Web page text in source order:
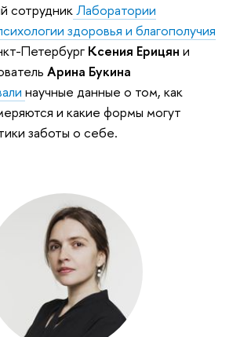
сотрудникЛаборатории
здоровья и благополучия
Петербург Ксения Ерицян и
Арина Букина
научные данные о том, как
и какие формы могут
заботы о себе.